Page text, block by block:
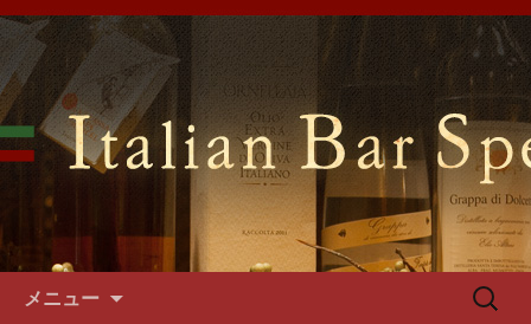
難波千日前のイタリアンバール
スペッロで貸切パーティーを
難波千日前の「イタリアンバールスペ
ッロ」はイタリアの郷土料理や手づく
るパスタやフォカッチャをご用意。1
階～3階席とございますので貸切パー
ティーでご利用可能です。
メニュー
検